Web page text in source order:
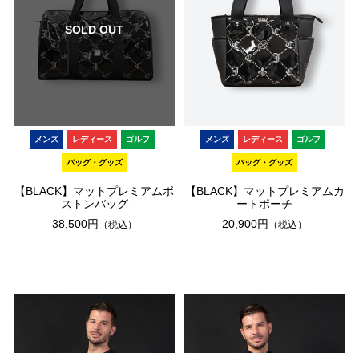
SOLD OUT
メンズ レディース ゴルフ
バッグ・グッズ
【BLACK】マットプレミアムボ
ストンバッグ
38,500円
（税込）
メンズ レディース ゴルフ
バッグ・グッズ
【BLACK】マットプレミアムカ
ートポーチ
20,900円
（税込）